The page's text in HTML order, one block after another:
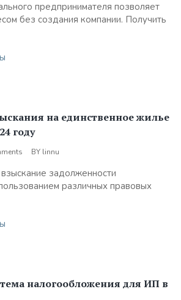
предпринимателя позволяет
без создания компании. Получить
на единственное жилье
году
BY linnu
задолженности
различных правовых
налогообложения для ИП в